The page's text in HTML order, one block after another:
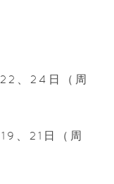
、24日（周
21日（周